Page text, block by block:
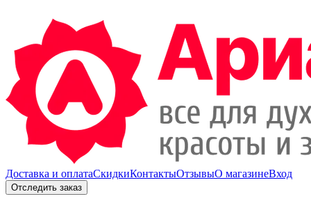
Доставка и оплатаСкидкиКонтактыОтзывыО магазинеВход
Отследить заказ